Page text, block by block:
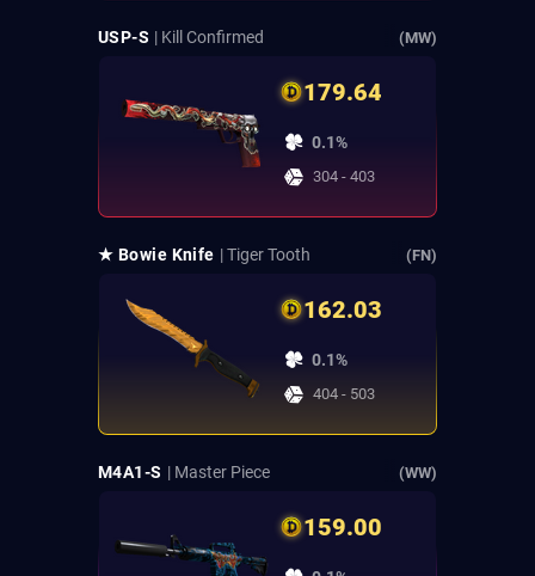
USP-S | Kill Confirmed (MW)
179.64
0.1%
304 - 403
★ Bowie Knife | Tiger Tooth (FN)
162.03
0.1%
404 - 503
M4A1-S | Master Piece (WW)
159.00